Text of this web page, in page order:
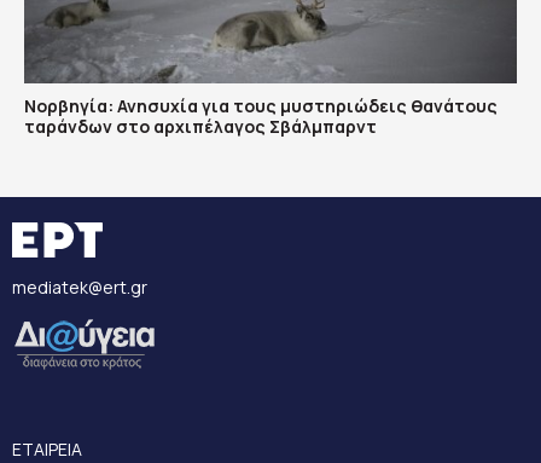
Νορβηγία: Ανησυχία για τους μυστηριώδεις θανάτους
ταράνδων στο αρχιπέλαγος Σβάλμπαρντ
mediatek@ert.gr
ΕΤΑΙΡΕΙΑ